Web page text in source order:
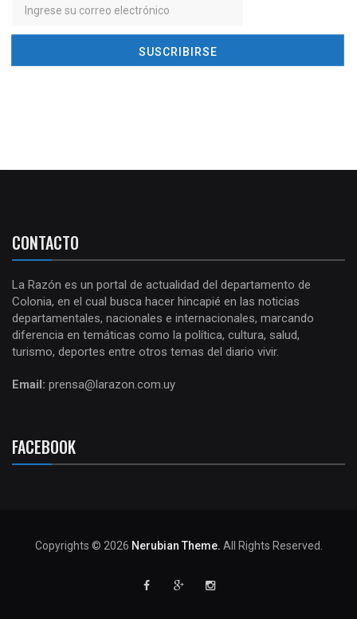
CONTACTO
La Razón es un portal de actualidad del departamento de
Colonia, en el cual busca hacer hincapié en las noticias
departamentales, nacionales e internacionales, marcando
diferencia en temáticas como la política, cultura, salud,
turismo, deportes entre otros temas del diario vivir.
Email: prensa@larazon.com.uy
FACEBOOK
Copyrights © 2026 Nerubian Theme. All Rights Reserved.